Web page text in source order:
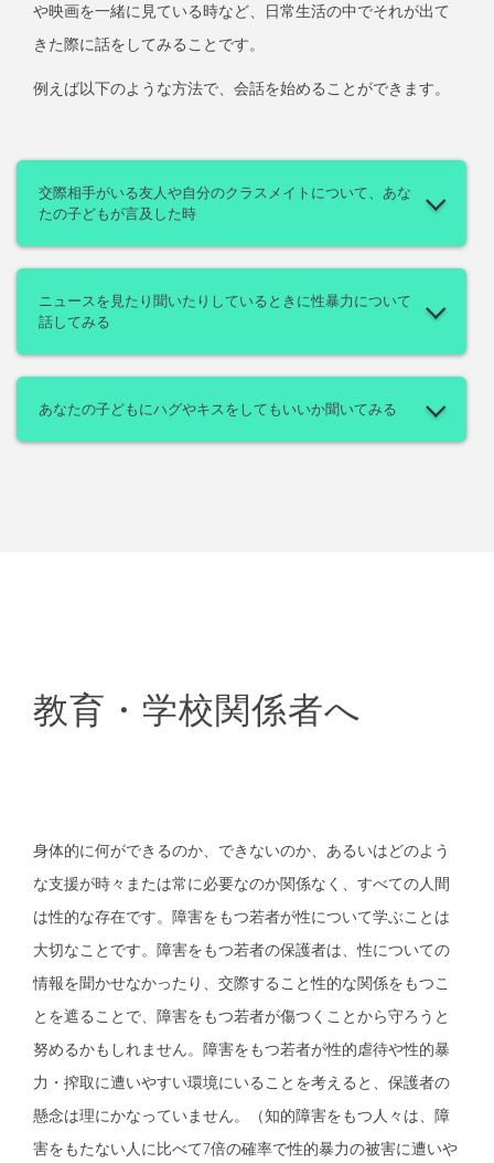
や映画を一緒に見ている時など、日常生活の中でそれが出て
きた際に話をしてみることです。
例えば以下のような方法で、会話を始めることができます。
交際相手がいる友人や自分のクラスメイトについて、あな
たの子どもが言及した時
ニュースを見たり聞いたりしているときに性暴力について
話してみる
あなたの子どもにハグやキスをしてもいいか聞いてみる
教育・学校関係者へ
身体的に何ができるのか、できないのか、あるいはどのよう
な支援が時々または常に必要なのか関係なく、すべての人間
は性的な存在です。障害をもつ若者が性について学ぶことは
大切なことです。障害をもつ若者の保護者は、性についての
情報を聞かせなかったり、交際すること性的な関係をもつこ
とを遮ることで、障害をもつ若者が傷つくことから守ろうと
努めるかもしれません。障害をもつ若者が性的虐待や性的暴
力・搾取に遭いやすい環境にいることを考えると、保護者の
懸念は理にかなっていません。（知的障害をもつ人々は、障
害をもたない人に比べて7倍の確率で性的暴力の被害に遭いや